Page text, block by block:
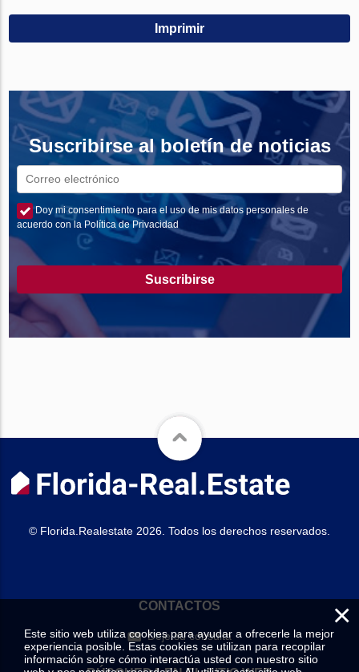
Imprimir
Suscribirse al boletín de noticias
Doy mi consentimiento para el uso de mis datos personales de
acuerdo con la Política de Privacidad
Suscribirse
© Florida.Realestate 2026. Todos los derechos reservados.
CONTACTOS
Deje su consulta
×
Este sitio web utiliza cookies para ayudar a ofrecerle la mejor
experiencia posible. Estas cookies se utilizan para recopilar
información sobre cómo interactúa usted con nuestro sitio